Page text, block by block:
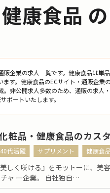
健康食品
販企業の求人一覧です。健康食品は単
ます。健康食品のECサイト・通販企
。非公開求人多数のため、通販の求人
ポートいたします。
粧品・健康食品のカス
代活躍 サプリメント 健康食品
美しく咲ける』をモットーに、
ャ ー企業。 自社独自…